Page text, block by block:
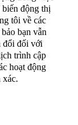
động thị
tôi về các
bạn vẫn
đổi đối với
trình cập
hoạt động
xác.